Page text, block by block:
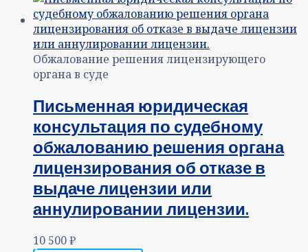
Обжалование решения лицензирующего
органа в суде
Письменная юридическая
консультация по судебному
обжалованию решения органа
лицензирования об отказе в
выдаче лицензии или
аннулировании лицензии.
10 500₽